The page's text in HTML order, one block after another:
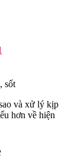
và xử lý kịp
hơn về hiện